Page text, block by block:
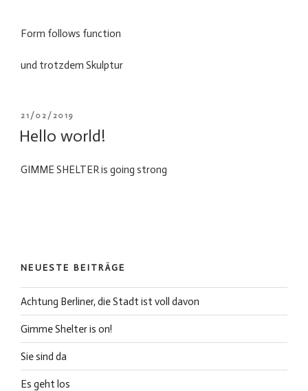
Form follows function
und trotzdem Skulptur
VERÖFFENTLICHT
21/02/2019
Hello world!
GIMME SHELTER is going strong
NEUESTE BEITRÄGE
Achtung Berliner, die Stadt ist voll davon
Gimme Shelter is on!
Sie sind da
Es geht los